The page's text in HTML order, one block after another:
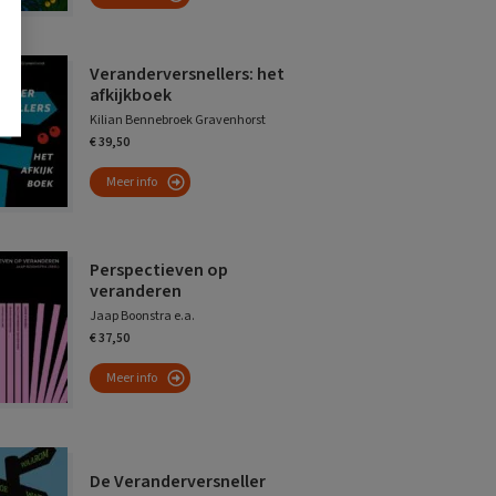
Veranderversnellers: het
afkijkboek
Kilian Bennebroek Gravenhorst
€ 39,50
Meer info
Perspectieven op
veranderen
Jaap Boonstra e.a.
€ 37,50
Meer info
De Veranderversneller